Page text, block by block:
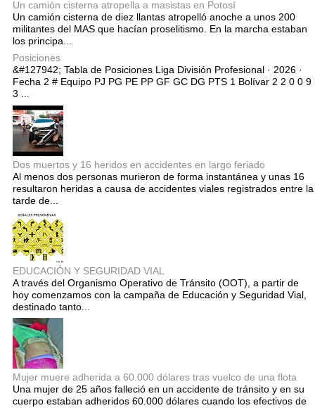
Un camión cisterna atropella a masistas en Potosí
Un camión cisterna de diez llantas atropelló anoche a unos 200
militantes del MAS que hacían proselitismo. En la marcha estaban
los principa...
Posiciones
&#127942; Tabla de Posiciones Liga División Profesional · 2026 ·
Fecha 2 # Equipo PJ PG PE PP GF GC DG PTS 1 Bolívar 2 2 0 0 9
3 ...
Dos muertos y 16 heridos en accidentes en largo feriado
Al menos dos personas murieron de forma instantánea y unas 16
resultaron heridas a causa de accidentes viales registrados entre la
tarde de...
EDUCACIÓN Y SEGURIDAD VIAL
A través del Organismo Operativo de Tránsito (OOT), a partir de
hoy comenzamos con la campaña de Educación y Seguridad Vial,
destinado tanto...
Mujer muere adherida a 60.000 dólares tras vuelco de una flota
Una mujer de 25 años falleció en un accidente de tránsito y en su
cuerpo estaban adheridos 60.000 dólares cuando los efectivos de